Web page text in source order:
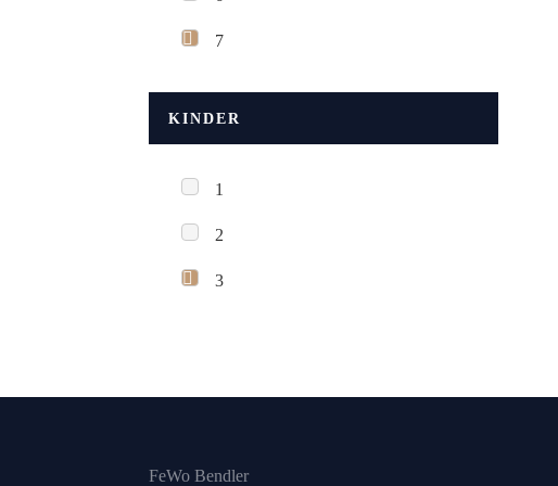
7
KINDER
1
2
3
FeWo Bendler